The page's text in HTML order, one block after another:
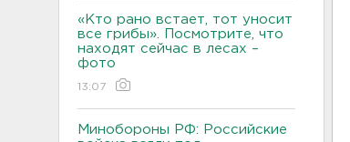
«Кто рано встает, тот уносит
все грибы». Посмотрите, что
находят сейчас в лесах –
фото
13:07
Минобороны РФ: Российские